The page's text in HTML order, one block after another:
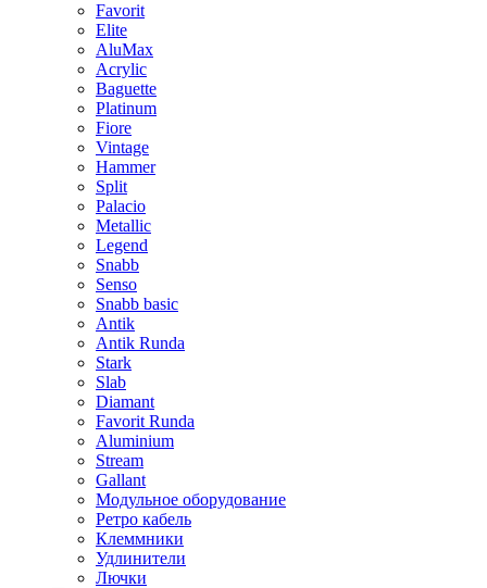
Favorit
Elite
AluMax
Acrylic
Baguette
Platinum
Fiore
Vintage
Hammer
Split
Palacio
Metallic
Legend
Snabb
Senso
Snabb basic
Antik
Antik Runda
Stark
Slab
Diamant
Favorit Runda
Aluminium
Stream
Gallant
Модульное оборудование
Ретро кабель
Клеммники
Удлинители
Лючки